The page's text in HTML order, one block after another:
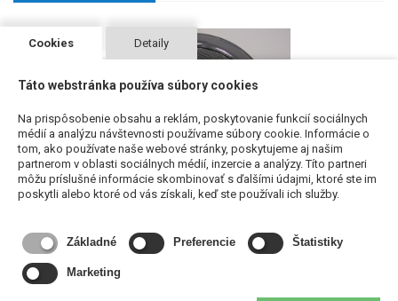
DL 06-165/100hg reproduktor - stropný chrómový
12,30 €s DPH
Cookies Detaily
Táto webstránka používa súbory cookies
Na prispôsobenie obsahu a reklám, poskytovanie funkcií sociálnych
médií a analýzu návštevnosti používame súbory cookie. Informácie o
tom, ako používate naše webové stránky, poskytujeme aj našim
partnerom v oblasti sociálnych médií, inzercie a analýzy. Títo partneri
môžu príslušné informácie skombinovať s ďalšími údajmi, ktoré ste im
poskytli alebo ktoré od vás získali, keď ste používali ich služby.
Základné Preferencie Štatistiky
Marketing